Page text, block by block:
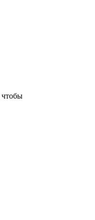
чтобы